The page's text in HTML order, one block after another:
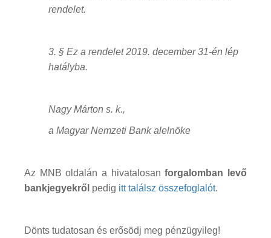
rendelet.
3. § Ez a rendelet 2019. december 31-én lép
hatályba.
Nagy Márton s. k.,
a Magyar Nemzeti Bank alelnöke
Az MNB oldalán a hivatalosanforgalomban levő
bankjegyekről pedig itt találsz összefoglalót.
Dönts tudatosan és erősödj meg pénzügyileg!